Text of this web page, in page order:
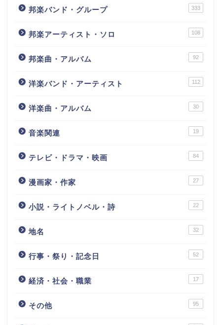
邦楽バンド・グループ 333
邦楽アーティスト・ソロ 108
邦楽曲・アルバム 92
洋楽バンド・アーティスト 112
洋楽曲・アルバム 30
音楽関連 19
テレビ・ドラマ・映画 84
漫画家・作家 27
小説・ライトノベル・詩 22
地名 32
行事・祭り・記念日 52
経済・社会・職業 17
その他 95